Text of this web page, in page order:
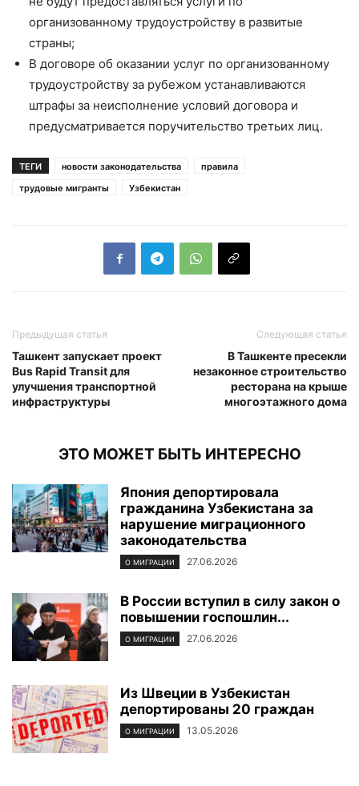
организованному трудоустройству в развитые
страны;
В договоре об оказании услуг по организованному
трудоустройству за рубежом устанавливаются
штрафы за неисполнение условий договора и
предусматривается поручительство третьих лиц.
ТЕГИ новости законодательства
правила
трудовые мигранты
Узбекистан
Предыдущая статья
Ташкент запускает проект
Bus Rapid Transit для
улучшения транспортной
инфраструктуры
Следующая статья
В Ташкенте пресекли
незаконное строительство
ресторана на крыше
многоэтажного дома
ЭТО МОЖЕТ БЫТЬ ИНТЕРЕСНО
Япония депортировала
гражданина Узбекистана за
нарушение миграционного
законодательства
О МИГРАЦИИ 27.06.2026
В России вступил в силу закон о
повышении госпошлин...
О МИГРАЦИИ 27.06.2026
Из Швеции в Узбекистан
депортированы 20 граждан
О МИГРАЦИИ 13.05.2026